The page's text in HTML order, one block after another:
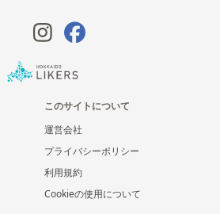
このサイトについて
運営会社
プライバシーポリシー
利用規約
Cookieの使用について